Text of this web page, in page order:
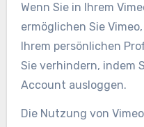
Wenn Sie in Ihrem
ermöglichen Sie
Ihrem persönlichen
Sie verhindern, indem
Account ausloggen.
Die Nutzung von